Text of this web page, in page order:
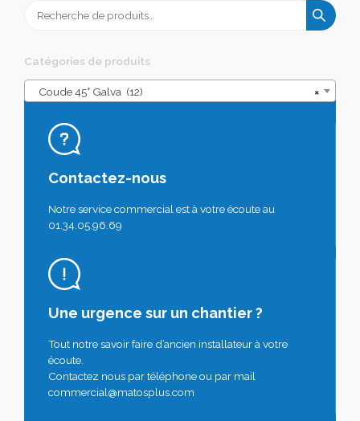
pour :
Catégories de produits
×
Coude 45° Galva (12)
Contactez-nous
Notre service commercial est à votre écoute au
01.34.05.96.69
Une urgence sur un chantier ?
Tout notre savoir faire d’ancien installateur à votre
écoute.
Contactez nous par téléphone ou par mail
commercial@matosplus.com